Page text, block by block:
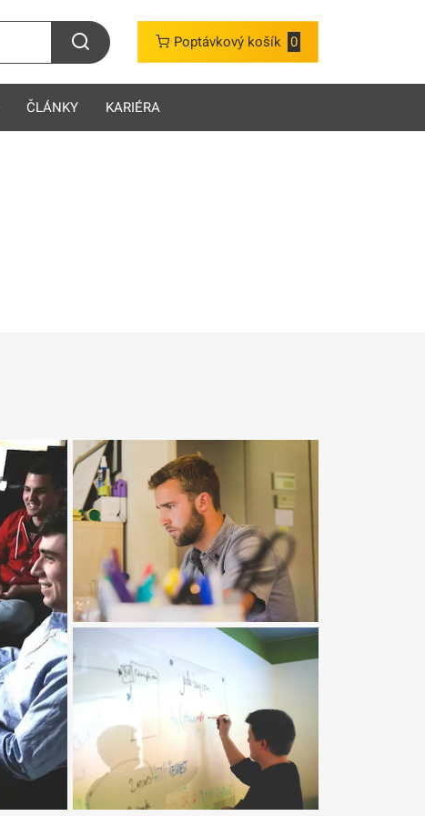
Poptávkový košík 0
ČLÁNKY KARIÉRA